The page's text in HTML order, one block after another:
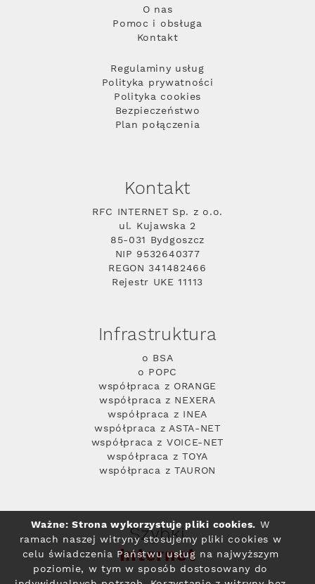
O nas
Pomoc i obsługa
Kontakt
Regulaminy usług
Polityka prywatności
Polityka cookies
Bezpieczeństwo
Plan połączenia
Kontakt
RFC INTERNET Sp. z o.o.
ul. Kujawska 2
85-031 Bydgoszcz
NIP 9532640377
REGON 341482466
Rejestr UKE 11113
Infrastruktura
o BSA
o POPC
współpraca z ORANGE
współpraca z NEXERA
współpraca z INEA
współpraca z ASTA-NET
współpraca z VOICE-NET
współpraca z TOYA
współpraca z TAURON
Szybki
Internet
Ważne: Strona wykorzystuje pliki cookies. W
ramach naszej witryny stosujemy pliki cookies w
celu świadczenia Państwu usług na najwyższym
poziomie, w tym w sposób dostosowany do